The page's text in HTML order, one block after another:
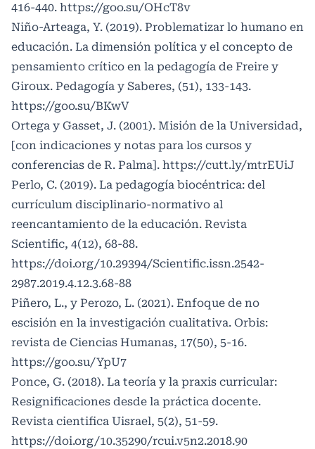
416-440. https://goo.su/OHcT8v
Niño-Arteaga, Y. (2019). Problematizar lo humano en
educación. La dimensión política y el concepto de
pensamiento crítico en la pedagogía de Freire y
Giroux. Pedagogía y Saberes, (51), 133-143.
https://goo.su/BKwV
Ortega y Gasset, J. (2001). Misión de la Universidad,
[con indicaciones y notas para los cursos y
conferencias de R. Palma]. https://cutt.ly/mtrEUiJ
Perlo, C. (2019). La pedagogía biocéntrica: del
currículum disciplinario-normativo al
reencantamiento de la educación. Revista
Scientific, 4(12), 68-88.
https://doi.org/10.29394/Scientific.issn.2542-
2987.2019.4.12.3.68-88
Piñero, L., y Perozo, L. (2021). Enfoque de no
escisión en la investigación cualitativa. Orbis:
revista de Ciencias Humanas, 17(50), 5-16.
https://goo.su/YpU7
Ponce, G. (2018). La teoría y la praxis curricular:
Resignificaciones desde la práctica docente.
Revista cientifica Uisrael, 5(2), 51-59.
https://doi.org/10.35290/rcui.v5n2.2018.90